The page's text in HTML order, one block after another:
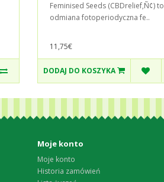
Feminised Seeds (CBDrelief‚Ñ¢) to
odmiana fotoperiodyczna fe..
11,75€
DODAJ DO KOSZYKA
Moje konto
Moje konto
Historia zamówień